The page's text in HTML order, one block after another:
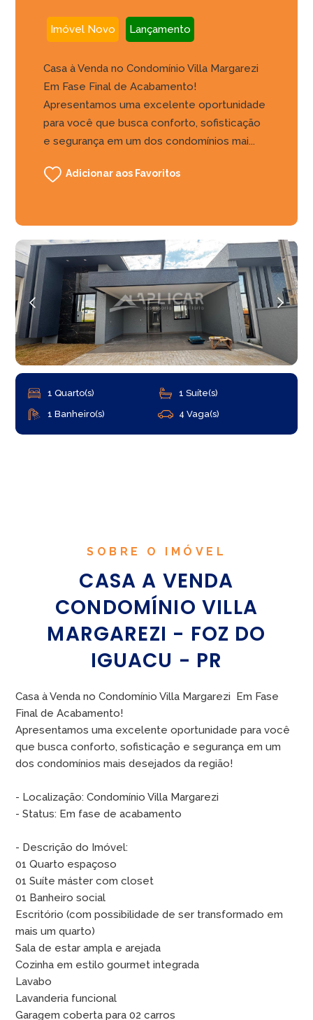
Imóvel Novo Lançamento
Casa à Venda no Condomínio Villa Margarezi 
Em Fase Final de Acabamento!
Apresentamos uma excelente oportunidade
para você que busca conforto, sofisticação
e segurança em um dos condomínios mai...
Adicionar aos Favoritos
1 Quarto(s)
1 Suíte(s)
1 Banheiro(s)
4 Vaga(s)
SOBRE O IMÓVEL
CASA A VENDA
CONDOMÍNIO VILLA
MARGAREZI - FOZ DO
IGUACU - PR
Casa à Venda no Condomínio Villa Margarezi  Em Fase
Final de Acabamento!
Apresentamos uma excelente oportunidade para você
que busca conforto, sofisticação e segurança em um
dos condomínios mais desejados da região!
- Localização: Condomínio Villa Margarezi
- Status: Em fase de acabamento
- Descrição do Imóvel:
01 Quarto espaçoso
01 Suíte máster com closet
01 Banheiro social
Escritório (com possibilidade de ser transformado em
mais um quarto)
Sala de estar ampla e arejada
Cozinha em estilo gourmet integrada
Lavabo
Lavanderia funcional
Garagem coberta para 02 carros